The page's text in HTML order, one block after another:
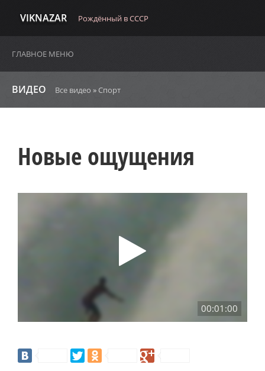
VIKNAZAR Рождённый в СССР
ГЛАВНОЕ МЕНЮ
ВИДЕО Все видео » Спорт
Новые ощущения
00:01:00